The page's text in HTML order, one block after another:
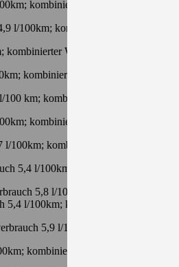
kombinierter Wert der CO₂-
l/100km; kombinierter Wert der CO₂-
Wert der CO₂-Emission:
kombinierter Wert der CO₂-
km; kombinierter Wert der CO₂-
kombinierter Wert der CO₂-
100km; kombinierter Wert der CO₂-
5,4 l/100km; kombinierter Wert der
5,8 l/100 km; kombinierter Wert
l/100km; kombinierter Wert der
5,9 l/100 km; kombinierter
kombinierter Wert der CO₂-